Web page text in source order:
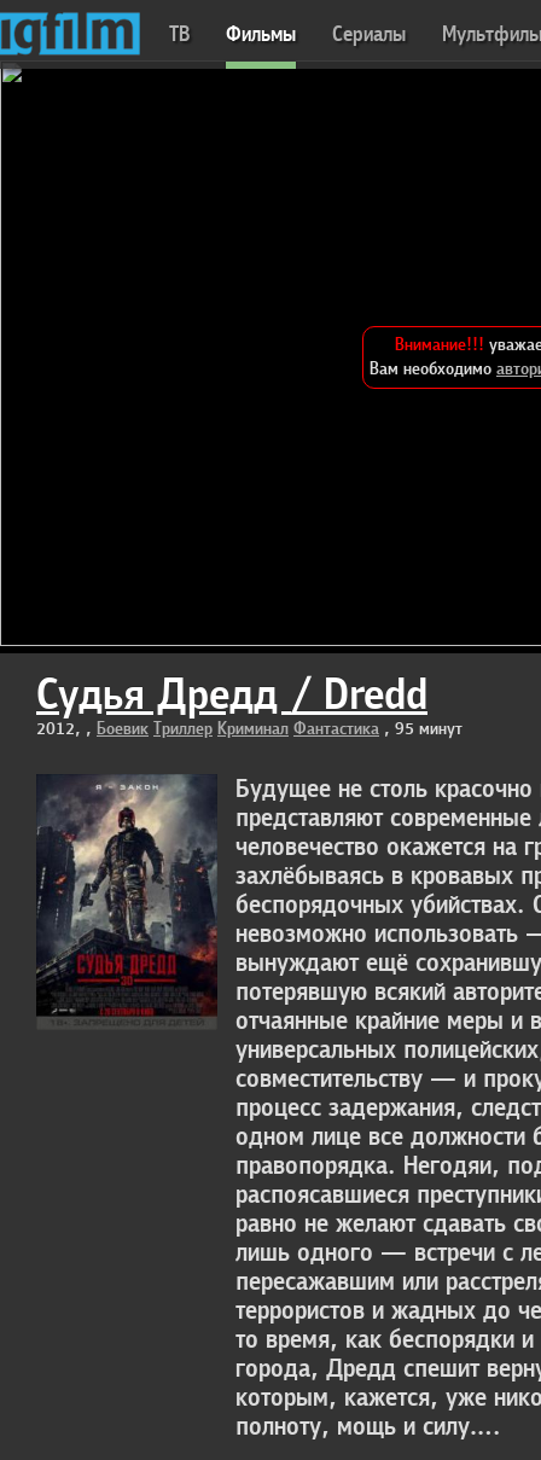
ТВ Фильмы Сериалы
Внимание!!!
Вам необходимо
Судья Дредд / Dredd
2012, , Боевик Триллер Криминал Фантастика , 95 минут
Будущее не столь
представляют
человечество окажется на
захлёбываясь в кровавых
беспорядочных убийствах.
невозможно использовать
вынуждают ещё
потерявшую всякий
отчаянные крайние меры и
универсальных
совместительству — и
процесс задержания,
одном лице все должности
правопорядка. Негодяи,
распоясавшиеся
равно не желают сдавать
лишь одного — встречи с
пересажавшим или
террористов и жадных до
то время, как беспорядки
города, Дредд спешит
которым, кажется, уже
полноту, мощь и силу….